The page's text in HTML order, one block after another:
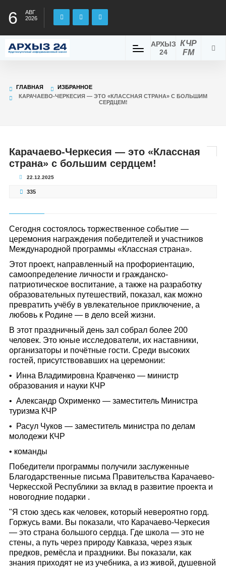
6
АВГ
2026
КЧР
FM
АРХЫЗ
24
ГЛАВНАЯ
ИЗБРАННОЕ
КАРАЧАЕВО-ЧЕРКЕСИЯ — ЭТО «КЛАССНАЯ СТРАНА» С БОЛЬШИМ
СЕРДЦЕМ!
Карачаево-Черкесия — это «Классная
страна» с большим сердцем!
22.12.2025
335
Сегодня состоялось торжественное событие —
церемония награждения победителей и участников
Международной программы «Классная страна».
Этот проект, направленный на профориентацию,
самоопределение личности и гражданско-
патриотическое воспитание, а также на разработку
образовательных путешествий, показал, как можно
превратить учёбу в увлекательное приключение, а
любовь к Родине — в дело всей жизни.
В этот праздничный день зал собрал более 200
человек. Это юные исследователи, их наставники,
организаторы и почётные гости. Среди высоких
гостей, присутствовавших на церемонии:
• Инна Владимировна Кравченко — министр
образования и науки КЧР
• Александр Охрименко — заместитель Министра
туризма КЧР
• Расул Чуков — заместитель министра по делам
молодежи КЧР
• команды
Победители программы получили заслуженные
Благодарственные письма Правительства Карачаево-
Черкесской Республики за вклад в развитие проекта и
новогодние подарки .
"Я стою здесь как человек, который невероятно горд.
Горжусь вами. Вы показали, что Карачаево-Черкесия
— это страна большого сердца. Где школа — это не
стены, а путь через природу Кавказа, через язык
предков, ремёсла и праздники. Вы показали, как
знания приходят не из учебника, а из живой, душевной